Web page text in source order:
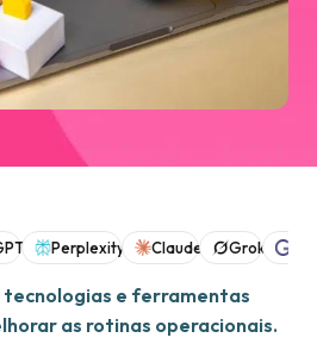
Perplexity Claude Grok
e ferramentas
as rotinas operacionais.